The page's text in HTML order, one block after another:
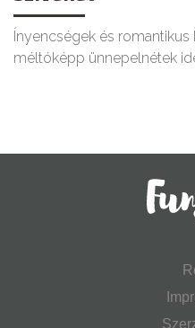
Ínyencségek és romantikus
méltóképp ünnepelnétek